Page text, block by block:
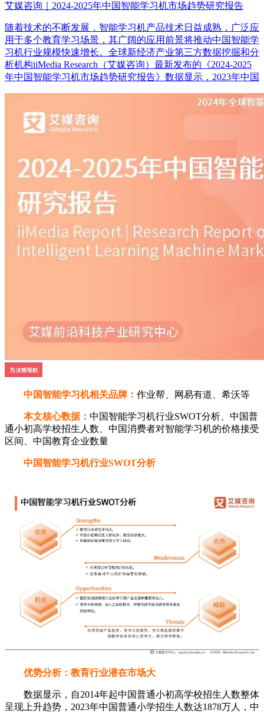
艾媒咨询｜2024-2025年中国智能学习机市场趋势研究报告
随着技术的不断发展，智能学习机产品技术日益成熟，广泛应
用于多个教育学习场景，其广阔的应用前景将推动中国智能学
习机行业规模快速增长。全球新经济产业第三方数据挖掘和分
析机构iiMedia Research（艾媒咨询）最新发布的《2024-2025
年中国智能学习机市场趋势研究报告》数据显示，2023年中国
中国智能学习机相关品牌： 作业帮、网易有道、希沃等
本文核心数据： 中国智能学习机行业SWOT分析、中国普
通小初高学校招生人数、中国消费者对智能学习机的价格接受
区间、中国教育企业数量
中国智能学习机行业SWOT分析
优势分析：教育行业潜在市场大
数据显示，自2014年起中国普通小初高学校招生人数整体
呈现上升趋势，2023年中国普通小学招生人数达1878万人，中